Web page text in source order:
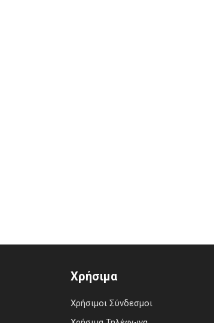
Χρήσιμα
Χρήσιμοι Σύνδεσμοι